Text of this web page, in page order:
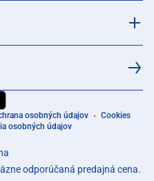
osobných údajov
Cookies
osobných údajov
odporúčaná predajná cena.